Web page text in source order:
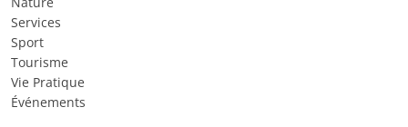
Services
Sport
Tourisme
Vie Pratique
Événements